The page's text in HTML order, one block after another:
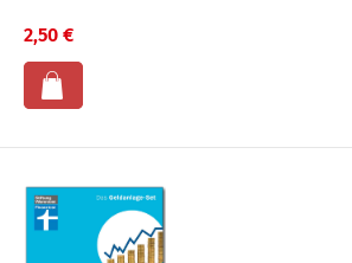
2,50 €